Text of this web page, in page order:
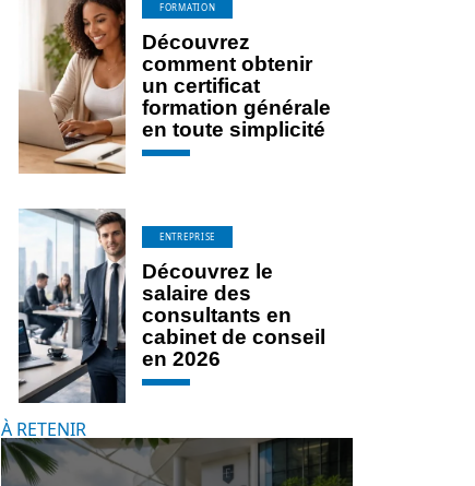
FORMATION
Découvrez
comment obtenir
un certificat
formation générale
en toute simplicité
ENTREPRISE
Découvrez le
salaire des
consultants en
cabinet de conseil
en 2026
À RETENIR